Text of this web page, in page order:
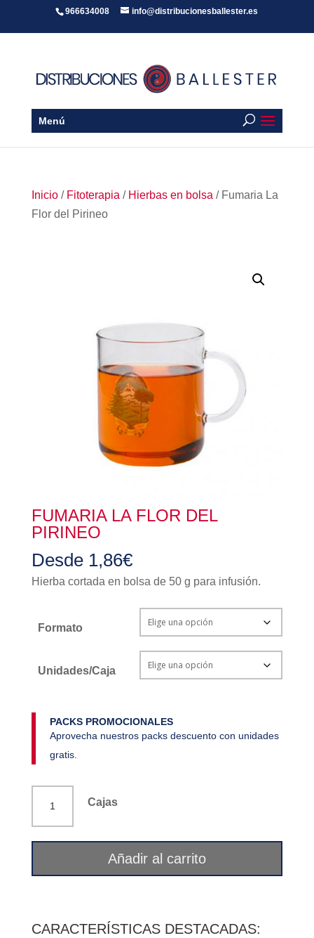
966634008 info@distribucionesballester.es
Menú
Inicio/ Fitoterapia / Hierbas en bolsa / Fumaria La
Flor del Pirineo
FUMARIA LA FLOR DEL
PIRINEO
Desde 1,86€
Hierba cortada en bolsa de 50 g para infusión.
Formato
Unidades/Caja
PACKS PROMOCIONALES
Aprovecha nuestros packs descuento con unidades
gratis.
Cajas
Añadir al carrito
CARACTERÍSTICAS DESTACADAS: